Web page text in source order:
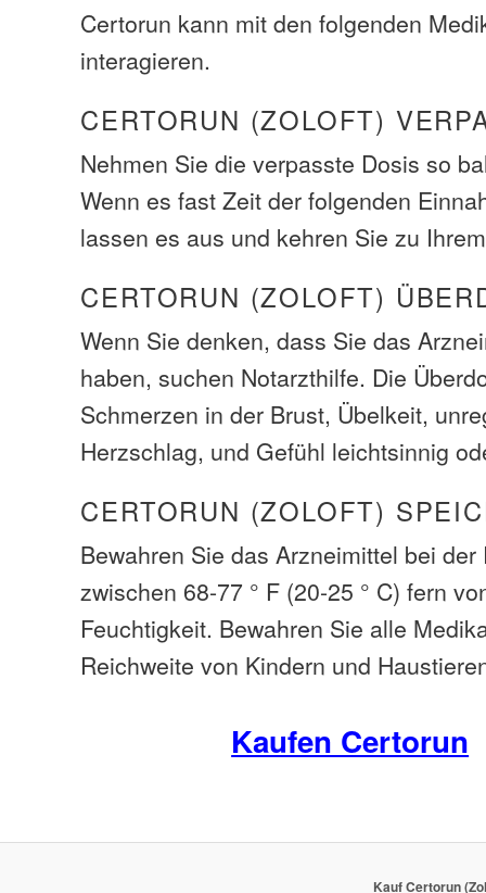
Certorun kann mit den folgenden
interagieren.
CERTORUN (ZOLOFT)
Nehmen Sie die verpasste Dosis so
Wenn es fast Zeit der folgenden
lassen es aus und kehren Sie zu
CERTORUN (ZOLOFT)
Wenn Sie denken, dass Sie das
haben, suchen Notarzthilfe. Die
Schmerzen in der Brust, Übelkeit,
Herzschlag, und Gefühl leichtsinnig
CERTORUN (ZOLOFT)
Bewahren Sie das Arzneimittel bei
zwischen 68-77 ° F (20-25 ° C) fern
Feuchtigkeit. Bewahren Sie alle
Reichweite von Kindern und
Kaufen Certorun
Kauf Certorun